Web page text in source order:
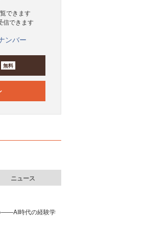
できます
信できます
ンバー
無料
ニュース
——AI時代の経験学